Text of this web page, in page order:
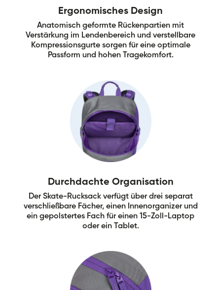
Ergonomisches Design
Anatomisch geformte Rückenpartien mit
Verstärkung im Lendenbereich und verstellbare
Kompressionsgurte sorgen für eine optimale
Passform und hohen Tragekomfort.
Durchdachte Organisation
Der Skate-Rucksack verfügt über drei separat
verschließbare Fächer, einen Innenorganizer und
ein gepolstertes Fach für einen 15-Zoll-Laptop
oder ein Tablet.